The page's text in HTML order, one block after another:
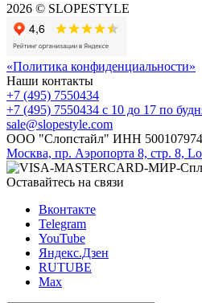
2026 © SLOPESTYLE
«Политика конфиденциальности»
Наши контакты
+7 (495) 7550434
+7 (495) 7550434 с 10 до 17 по
sale@slopestyle.com
ООО "Слопстайл" ИНН
Москва, пр. Аэропорта 8, стр. 8,
Оставайтесь на связи
Вконтакте
Telegram
YouTube
Яндекс.Дзен
RUTUBE
Max